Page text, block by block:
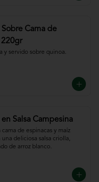
Sobre Cama de
y servido sobre quinoa.
Salsa Campesina
cama de espinacas y maíz
deliciosa salsa criolla,
de arroz blanco.